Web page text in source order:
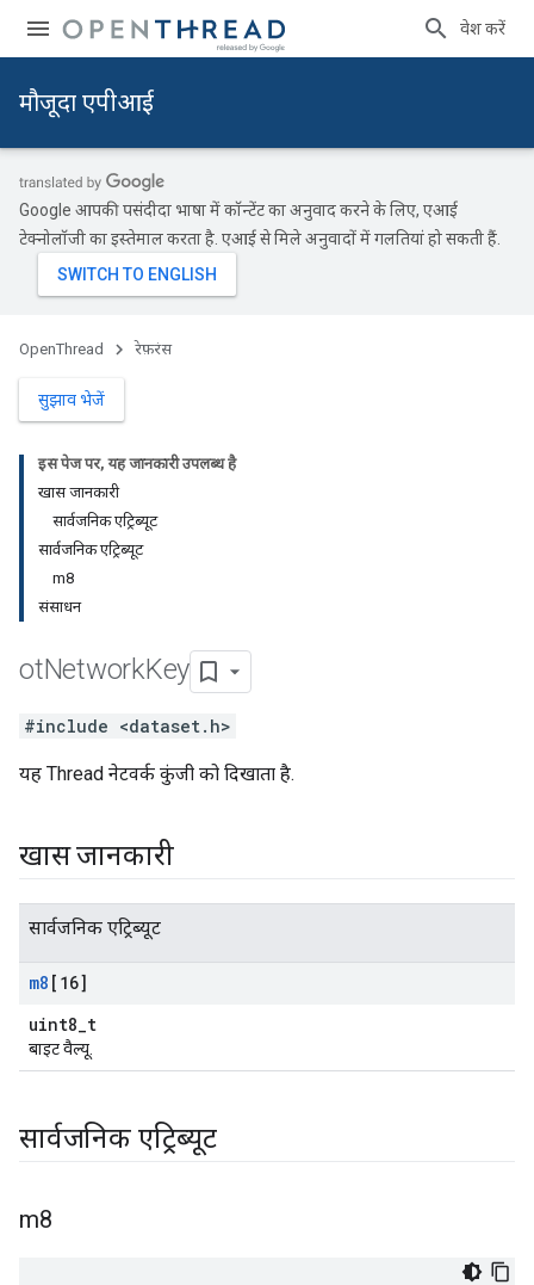
प्रवेश करें
मौजूदा एपीआई
Google आपकी पसंदीदा भाषा में कॉन्टेंट का अनुवाद करने के लिए, एआई
टेक्नोलॉजी का इस्तेमाल करता है. एआई से मिले अनुवादों में गलतियां हो सकती हैं.
OpenThread रेफ़रंस
सुझाव भेजें
इस पेज पर, यह जानकारी उपलब्ध है
खास जानकारी
सार्वजनिक एट्रिब्यूट
सार्वजनिक एट्रिब्यूट
m8
संसाधन
otNetworkKey
#include <dataset.h>
यह Thread नेटवर्क कुंजी को दिखाता है.
खास जानकारी
सार्वजनिक एट्रिब्यूट
m8 [16]
uint8_t
बाइट वैल्यू.
सार्वजनिक एट्रिब्यूट
m8